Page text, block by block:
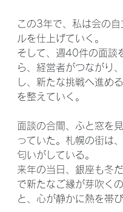
この3年で、私は会の
ルを仕上げていく。
そして、週40件の面談
ら、経営者がつながり
し、新たな挑戦へ進め
を整えていく。
面談の合間、ふと窓を
っていた。札幌の街は
匂いがしている。
来年の当日、銀座も冬
で新たなご縁が芽吹く
と、心が静かに熱を帯び